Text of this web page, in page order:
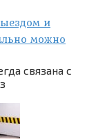
и
можно
связана с